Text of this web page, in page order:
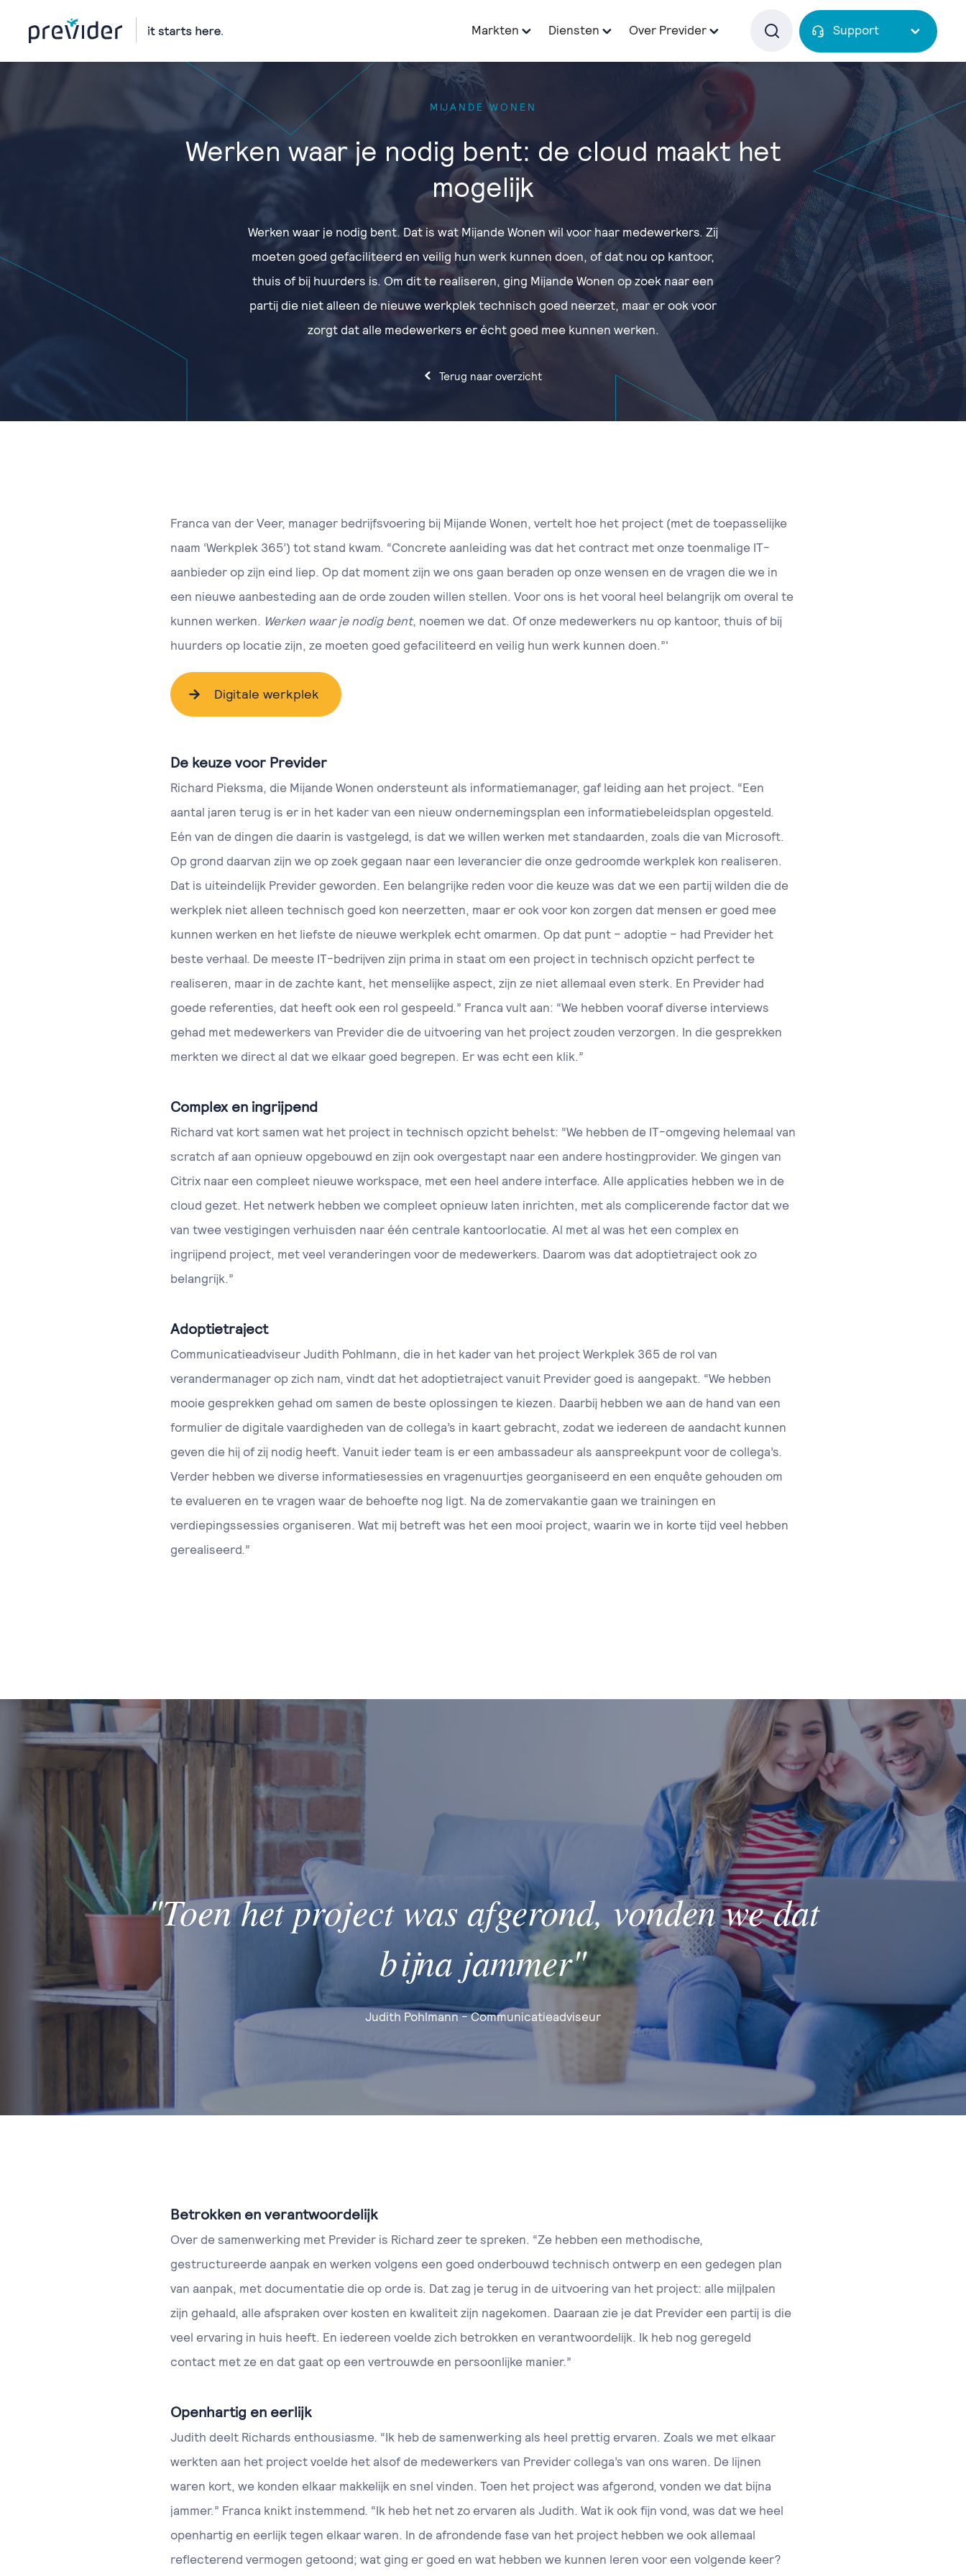
Markten Diensten Over Previder Support
MIJANDE WONEN
Werken waar je nodig bent: de cloud maakt het
mogelijk
Werken waar je nodig bent. Dat is wat Mijande Wonen wil voor haar medewerkers. Zij
moeten goed gefaciliteerd en veilig hun werk kunnen doen, of dat nou op kantoor,
thuis of bij huurders is. Om dit te realiseren, ging Mijande Wonen op zoek naar een
partij die niet alleen de nieuwe werkplek technisch goed neerzet, maar er ook voor
zorgt dat alle medewerkers er écht goed mee kunnen werken.
Terug naar overzicht
Franca van der Veer, manager bedrijfsvoering bij Mijande Wonen, vertelt hoe het project (met de toepasselijke
naam ‘Werkplek 365’) tot stand kwam. “Concrete aanleiding was dat het contract met onze toenmalige IT-
aanbieder op zijn eind liep. Op dat moment zijn we ons gaan beraden op onze wensen en de vragen die we in
een nieuwe aanbesteding aan de orde zouden willen stellen. Voor ons is het vooral heel belangrijk om overal te
kunnen werken. Werken waar je nodig bent, noemen we dat. Of onze medewerkers nu op kantoor, thuis of bij
huurders op locatie zijn, ze moeten goed gefaciliteerd en veilig hun werk kunnen doen.”'
Digitale werkplek
De keuze voor Previder
Richard Pieksma, die Mijande Wonen ondersteunt als informatiemanager, gaf leiding aan het project. “Een
aantal jaren terug is er in het kader van een nieuw ondernemingsplan een informatiebeleidsplan opgesteld.
Eén van de dingen die daarin is vastgelegd, is dat we willen werken met standaarden, zoals die van Microsoft.
Op grond daarvan zijn we op zoek gegaan naar een leverancier die onze gedroomde werkplek kon realiseren.
Dat is uiteindelijk Previder geworden. Een belangrijke reden voor die keuze was dat we een partij wilden die de
werkplek niet alleen technisch goed kon neerzetten, maar er ook voor kon zorgen dat mensen er goed mee
kunnen werken en het liefste de nieuwe werkplek echt omarmen. Op dat punt – adoptie – had Previder het
beste verhaal. De meeste IT-bedrijven zijn prima in staat om een project in technisch opzicht perfect te
realiseren, maar in de zachte kant, het menselijke aspect, zijn ze niet allemaal even sterk. En Previder had
goede referenties, dat heeft ook een rol gespeeld.” Franca vult aan: “We hebben vooraf diverse interviews
gehad met medewerkers van Previder die de uitvoering van het project zouden verzorgen. In die gesprekken
merkten we direct al dat we elkaar goed begrepen. Er was echt een klik.”
Complex en ingrijpend
Richard vat kort samen wat het project in technisch opzicht behelst: “We hebben de IT-omgeving helemaal van
scratch af aan opnieuw opgebouwd en zijn ook overgestapt naar een andere hostingprovider. We gingen van
Citrix naar een compleet nieuwe workspace, met een heel andere interface. Alle applicaties hebben we in de
cloud gezet. Het netwerk hebben we compleet opnieuw laten inrichten, met als complicerende factor dat we
van twee vestigingen verhuisden naar één centrale kantoorlocatie. Al met al was het een complex en
ingrijpend project, met veel veranderingen voor de medewerkers. Daarom was dat adoptietraject ook zo
belangrijk.”
Adoptietraject
Communicatieadviseur Judith Pohlmann, die in het kader van het project Werkplek 365 de rol van
verandermanager op zich nam, vindt dat het adoptietraject vanuit Previder goed is aangepakt. “We hebben
mooie gesprekken gehad om samen de beste oplossingen te kiezen. Daarbij hebben we aan de hand van een
formulier de digitale vaardigheden van de collega’s in kaart gebracht, zodat we iedereen de aandacht kunnen
geven die hij of zij nodig heeft. Vanuit ieder team is er een ambassadeur als aanspreekpunt voor de collega’s.
Verder hebben we diverse informatiesessies en vragenuurtjes georganiseerd en een enquête gehouden om
te evalueren en te vragen waar de behoefte nog ligt. Na de zomervakantie gaan we trainingen en
verdiepingssessies organiseren. Wat mij betreft was het een mooi project, waarin we in korte tijd veel hebben
gerealiseerd.”
"Toen het project was afgerond, vonden we dat
bijna jammer"
Judith Pohlmann - Communicatieadviseur
Betrokken en verantwoordelijk
Over de samenwerking met Previder is Richard zeer te spreken. “Ze hebben een methodische,
gestructureerde aanpak en werken volgens een goed onderbouwd technisch ontwerp en een gedegen plan
van aanpak, met documentatie die op orde is. Dat zag je terug in de uitvoering van het project: alle mijlpalen
zijn gehaald, alle afspraken over kosten en kwaliteit zijn nagekomen. Daaraan zie je dat Previder een partij is die
veel ervaring in huis heeft. En iedereen voelde zich betrokken en verantwoordelijk. Ik heb nog geregeld
contact met ze en dat gaat op een vertrouwde en persoonlijke manier.”
Openhartig en eerlijk
Judith deelt Richards enthousiasme. “Ik heb de samenwerking als heel prettig ervaren. Zoals we met elkaar
werkten aan het project voelde het alsof de medewerkers van Previder collega’s van ons waren. De lijnen
waren kort, we konden elkaar makkelijk en snel vinden. Toen het project was afgerond, vonden we dat bijna
jammer.” Franca knikt instemmend. “Ik heb het net zo ervaren als Judith. Wat ik ook fijn vond, was dat we heel
openhartig en eerlijk tegen elkaar waren. In de afrondende fase van het project hebben we ook allemaal
reflecterend vermogen getoond; wat ging er goed en wat hebben we kunnen leren voor een volgende keer?